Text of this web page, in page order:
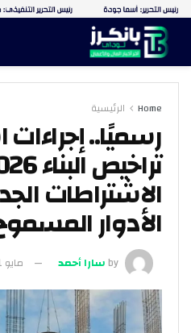
Home الرئيسية
رسميًا.. إجراءات
الاشتراطات
الأدوار
byسارا أحمد مايو 31, 2026